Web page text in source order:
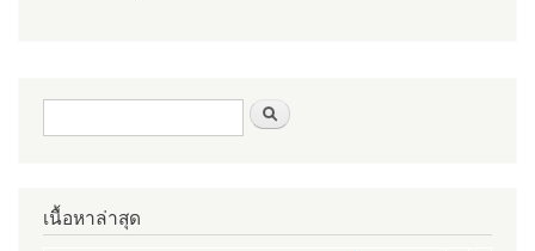
ฟอร์มค้นหา
เนื้อหาล่าสุด